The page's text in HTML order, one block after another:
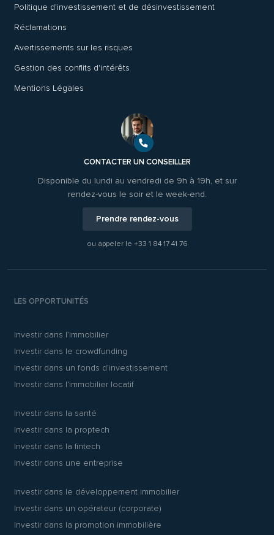
Politique d'investissement et de désinvestissement
Réclamations
Avertissements sur les risques
Gestion des conflits d'intérêts
Mentions Légales
CONTACTER UN CONSEILLER
Disponible du lundi au vendredi de 9h à 19h, et sur
rendez-vous le soir et le week-end.
Prendre rendez-vous
ou appeler le +33 1 84 17 41 76
LES OPPORTUNITÉS
Investir dans l’immobilier
Investir dans le crowdfunding
Investir dans un fonds d’investissement
Investir dans l’immobilier locatif
Investir dans la santé
Investir dans la proptech
Investir dans la fintech
Investir dans une entreprise
Investir dans le développement immobilier
Investir dans un opérateur (corporate)
Investir dans la promotion immobilière